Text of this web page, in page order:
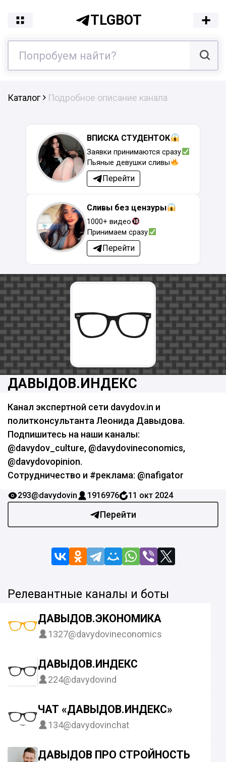
TLGBOT
Каталог Подробное описание канала
ВПИСКА СТУДЕНТОК
Заявки принимаются сразу
Пьяные девушки сливы
Перейти
Сливы без цензуры
1000+ видео
Принимаем сразу
Перейти
ДАВЫДОВ.ИНДЕКС
Канал экспертной сети davydov.in и
политконсультанта Леонида Давыдова.
Подпишитесь на наши каналы:
@davydov_culture, @davydovineconomics,
@davydovopinion.
Сотрудничество и #реклама: @nafigator
Перейти
293@davydovin 1916976 11 окт 2024
Релевантные каналы и боты
ДАВЫДОВ.ЭКОНОМИКА
1327@davydovineconomics
ДАВЫДОВ.ИНДЕКС
224@davydovind
ЧАТ «ДАВЫДОВ.ИНДЕКС»
134@davydovinchat
ДАВЫДОВ ПРО СТРОЙНОСТЬ